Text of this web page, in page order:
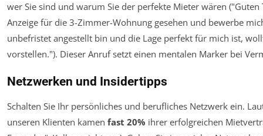
wer Sie sind und warum Sie der perfekte Mieter wären ("Guten
Anzeige für die 3-Zimmer-Wohnung gesehen und bewerbe
unbefristet angestellt bin und die Lage perfekt für mich ist,
vorstellen."). Dieser Anruf setzt einen mentalen Marker bei
Netzwerken und Insidertipps
Schalten Sie Ihr persönliches und berufliches Netzwerk ein.
unseren Klienten kamen fast 20% ihrer erfolgreichen